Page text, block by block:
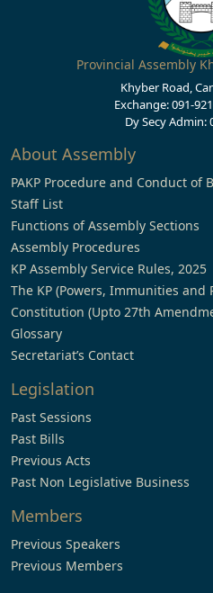
Provincial Assembly
Khyber Road,
Exchange: 091-
Dy Secy Admin:
About Assembly
PAKP Procedure and Conduct of
Staff List
Functions of Assembly Sections
Assembly Procedures
KP Assembly Service Rules, 2025
The KP (Powers, Immunities and
Constitution (Upto 27th
Glossary
Secretariat’s Contact
Legislation
Past Sessions
Past Bills
Previous Acts
Past Non Legislative Business
Members
Previous Speakers
Previous Members